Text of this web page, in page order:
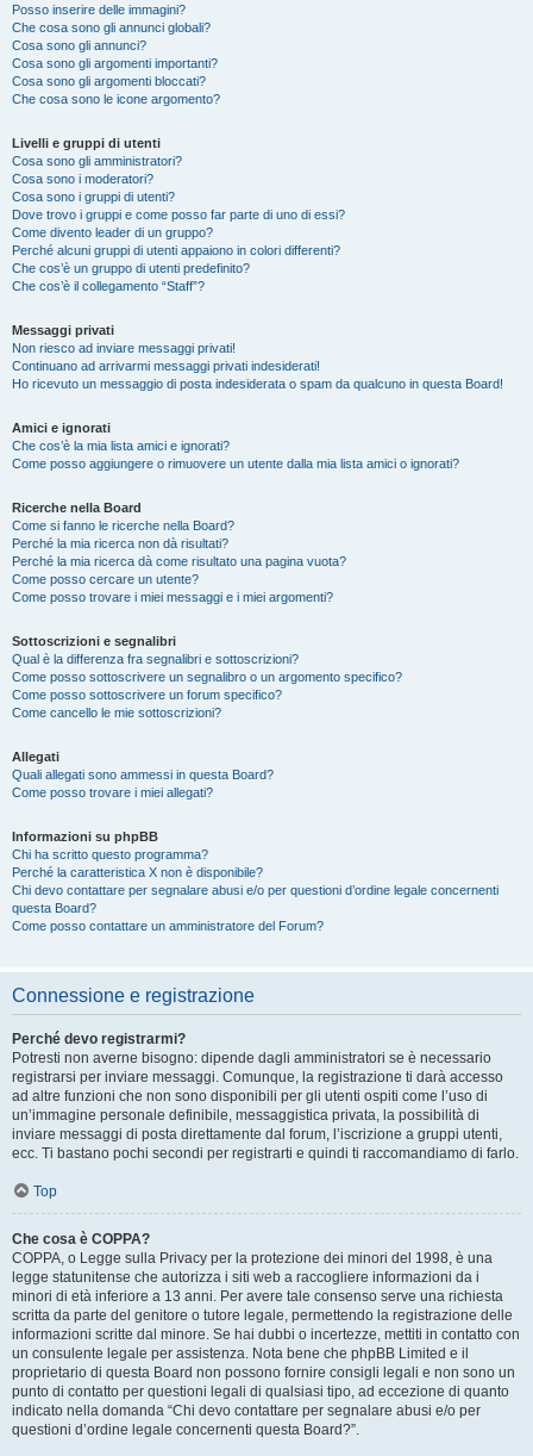
Posso inserire delle immagini?
Che cosa sono gli annunci globali?
Cosa sono gli annunci?
Cosa sono gli argomenti importanti?
Cosa sono gli argomenti bloccati?
Che cosa sono le icone argomento?
Livelli e gruppi di utenti
Cosa sono gli amministratori?
Cosa sono i moderatori?
Cosa sono i gruppi di utenti?
Dove trovo i gruppi e come posso far parte di uno di essi?
Come divento leader di un gruppo?
Perché alcuni gruppi di utenti appaiono in colori differenti?
Che cos’è un gruppo di utenti predefinito?
Che cos’è il collegamento “Staff”?
Messaggi privati
Non riesco ad inviare messaggi privati!
Continuano ad arrivarmi messaggi privati indesiderati!
Ho ricevuto un messaggio di posta indesiderata o spam da qualcuno in questa Board!
Amici e ignorati
Che cos’è la mia lista amici e ignorati?
Come posso aggiungere o rimuovere un utente dalla mia lista amici o ignorati?
Ricerche nella Board
Come si fanno le ricerche nella Board?
Perché la mia ricerca non dà risultati?
Perché la mia ricerca dà come risultato una pagina vuota?
Come posso cercare un utente?
Come posso trovare i miei messaggi e i miei argomenti?
Sottoscrizioni e segnalibri
Qual è la differenza fra segnalibri e sottoscrizioni?
Come posso sottoscrivere un segnalibro o un argomento specifico?
Come posso sottoscrivere un forum specifico?
Come cancello le mie sottoscrizioni?
Allegati
Quali allegati sono ammessi in questa Board?
Come posso trovare i miei allegati?
Informazioni su phpBB
Chi ha scritto questo programma?
Perché la caratteristica X non è disponibile?
Chi devo contattare per segnalare abusi e/o per questioni d’ordine legale concernenti
questa Board?
Come posso contattare un amministratore del Forum?
Connessione e registrazione
Perché devo registrarmi?
Potresti non averne bisogno: dipende dagli amministratori se è necessario
registrarsi per inviare messaggi. Comunque, la registrazione ti darà accesso
ad altre funzioni che non sono disponibili per gli utenti ospiti come l’uso di
un’immagine personale definibile, messaggistica privata, la possibilità di
inviare messaggi di posta direttamente dal forum, l’iscrizione a gruppi utenti,
ecc. Ti bastano pochi secondi per registrarti e quindi ti raccomandiamo di farlo.
Top
Che cosa è COPPA?
COPPA, o Legge sulla Privacy per la protezione dei minori del 1998, è una
legge statunitense che autorizza i siti web a raccogliere informazioni da i
minori di età inferiore a 13 anni. Per avere tale consenso serve una richiesta
scritta da parte del genitore o tutore legale, permettendo la registrazione delle
informazioni scritte dal minore. Se hai dubbi o incertezze, mettiti in contatto con
un consulente legale per assistenza. Nota bene che phpBB Limited e il
proprietario di questa Board non possono fornire consigli legali e non sono un
punto di contatto per questioni legali di qualsiasi tipo, ad eccezione di quanto
indicato nella domanda “Chi devo contattare per segnalare abusi e/o per
questioni d’ordine legale concernenti questa Board?”.